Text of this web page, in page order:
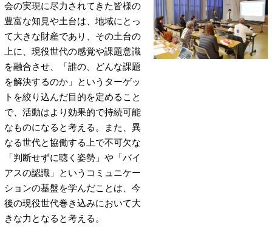
会の実現に尽力されてきた皆様の
豊富な知見や土台は、地域にとっ
て大きな財産であり、その土台の
上に、現役世代の感覚や課題意識
を融合させ、「誰の、どんな課題
を解決するのか」というターゲッ
トを絞り込んだ目的を定めること
で、活動はより効果的で持続可能
なものになると考える。また、異
なる世代と協働する上で不可欠な
「判断せずに聴く姿勢」や「バイ
アスの認識」というコミュニケー
ションの基盤を学んだことは、今
後の現役世代巻き込みにおいて大
きな力となると考える。